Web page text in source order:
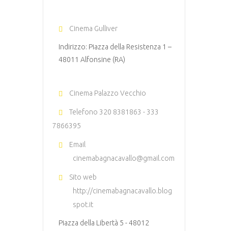
Cinema Gulliver
Indirizzo: Piazza della Resistenza 1 –
48011 Alfonsine (RA)
Cinema Palazzo Vecchio
Telefono 320 8381863 - 333
7866395
Email
cinemabagnacavallo@gmail.com
Sito web
http://cinemabagnacavallo.blog
spot.it
Piazza della Libertà 5 - 48012